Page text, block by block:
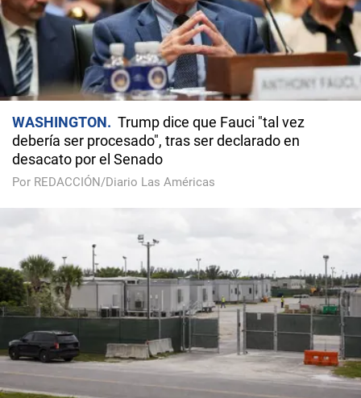
WASHINGTON
Trump dice que Fauci "tal vez
debería ser procesado", tras ser declarado en
desacato por el Senado
Por REDACCIÓN/Diario Las Américas